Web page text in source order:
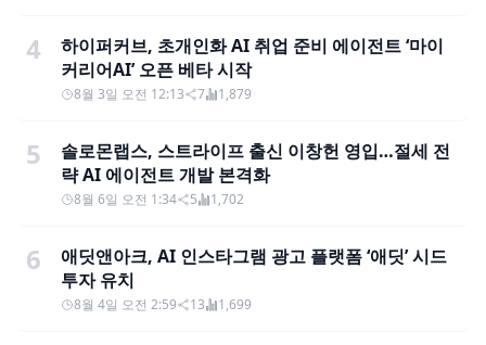
4
하이퍼커브, 초개인화 AI 취업 준비 에이전트 ‘마이
커리어AI’ 오픈 베타 시작
8월 3일 오전 12:13 7 1,879
5
솔로몬랩스, 스트라이프 출신 이창헌 영입…절세 전
략 AI 에이전트 개발 본격화
8월 6일 오전 1:34 5 1,702
6
애딧앤아크, AI 인스타그램 광고 플랫폼 ‘애딧’ 시드
투자 유치
8월 4일 오전 2:59 13 1,699